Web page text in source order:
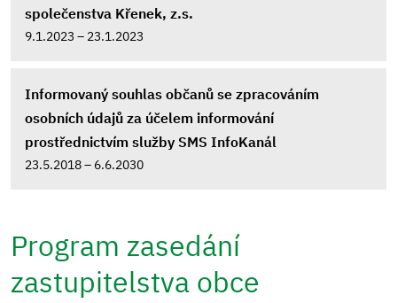
společenstva Křenek, z.s.
9.1.2023 – 23.1.2023
Informovaný souhlas občanů se zpracováním
osobních údajů za účelem informování
prostřednictvím služby SMS InfoKanál
23.5.2018 – 6.6.2030
Program zasedání
zastupitelstva obce